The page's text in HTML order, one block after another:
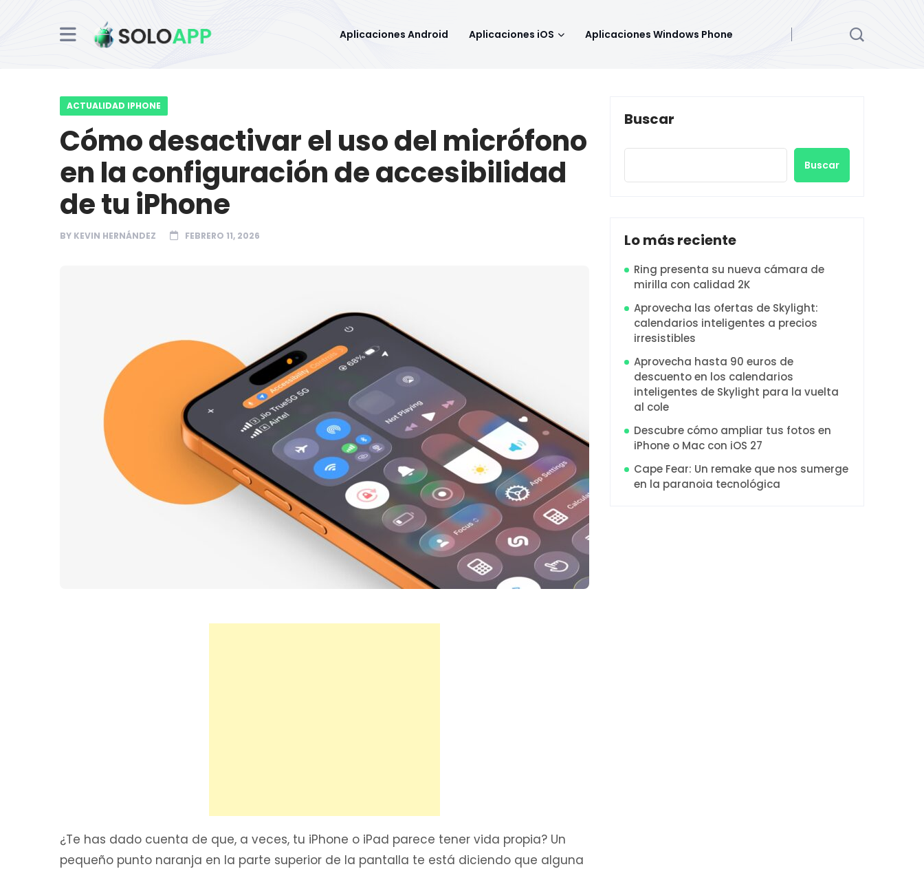
Aplicaciones Android Aplicaciones iOS Aplicaciones Windows Phone
ACTUALIDAD IPHONE
Cómo desactivar el uso del micrófono
en la configuración de accesibilidad
de tu iPhone
BY KEVIN HERNÁNDEZ FEBRERO 11, 2026
¿Te has dado cuenta de que, a veces, tu iPhone o iPad parece tener vida propia? Un
pequeño punto naranja en la parte superior de la pantalla te está diciendo que alguna
Buscar
Buscar
Lo más reciente
Ring presenta su nueva cámara de
mirilla con calidad 2K
Aprovecha las ofertas de Skylight:
calendarios inteligentes a precios
irresistibles
Aprovecha hasta 90 euros de
descuento en los calendarios
inteligentes de Skylight para la vuelta
al cole
Descubre cómo ampliar tus fotos en
iPhone o Mac con iOS 27
Cape Fear: Un remake que nos sumerge
en la paranoia tecnológica